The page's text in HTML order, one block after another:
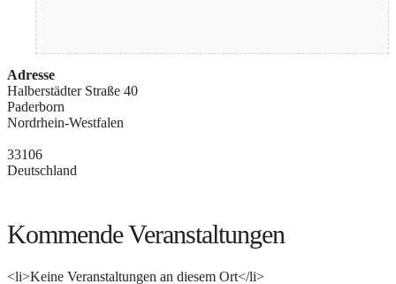
Adresse
Halberstädter Straße 40
Paderborn
Nordrhein-Westfalen
33106
Deutschland
Kommende Veranstaltungen
<li>Keine Veranstaltungen an diesem Ort</li>